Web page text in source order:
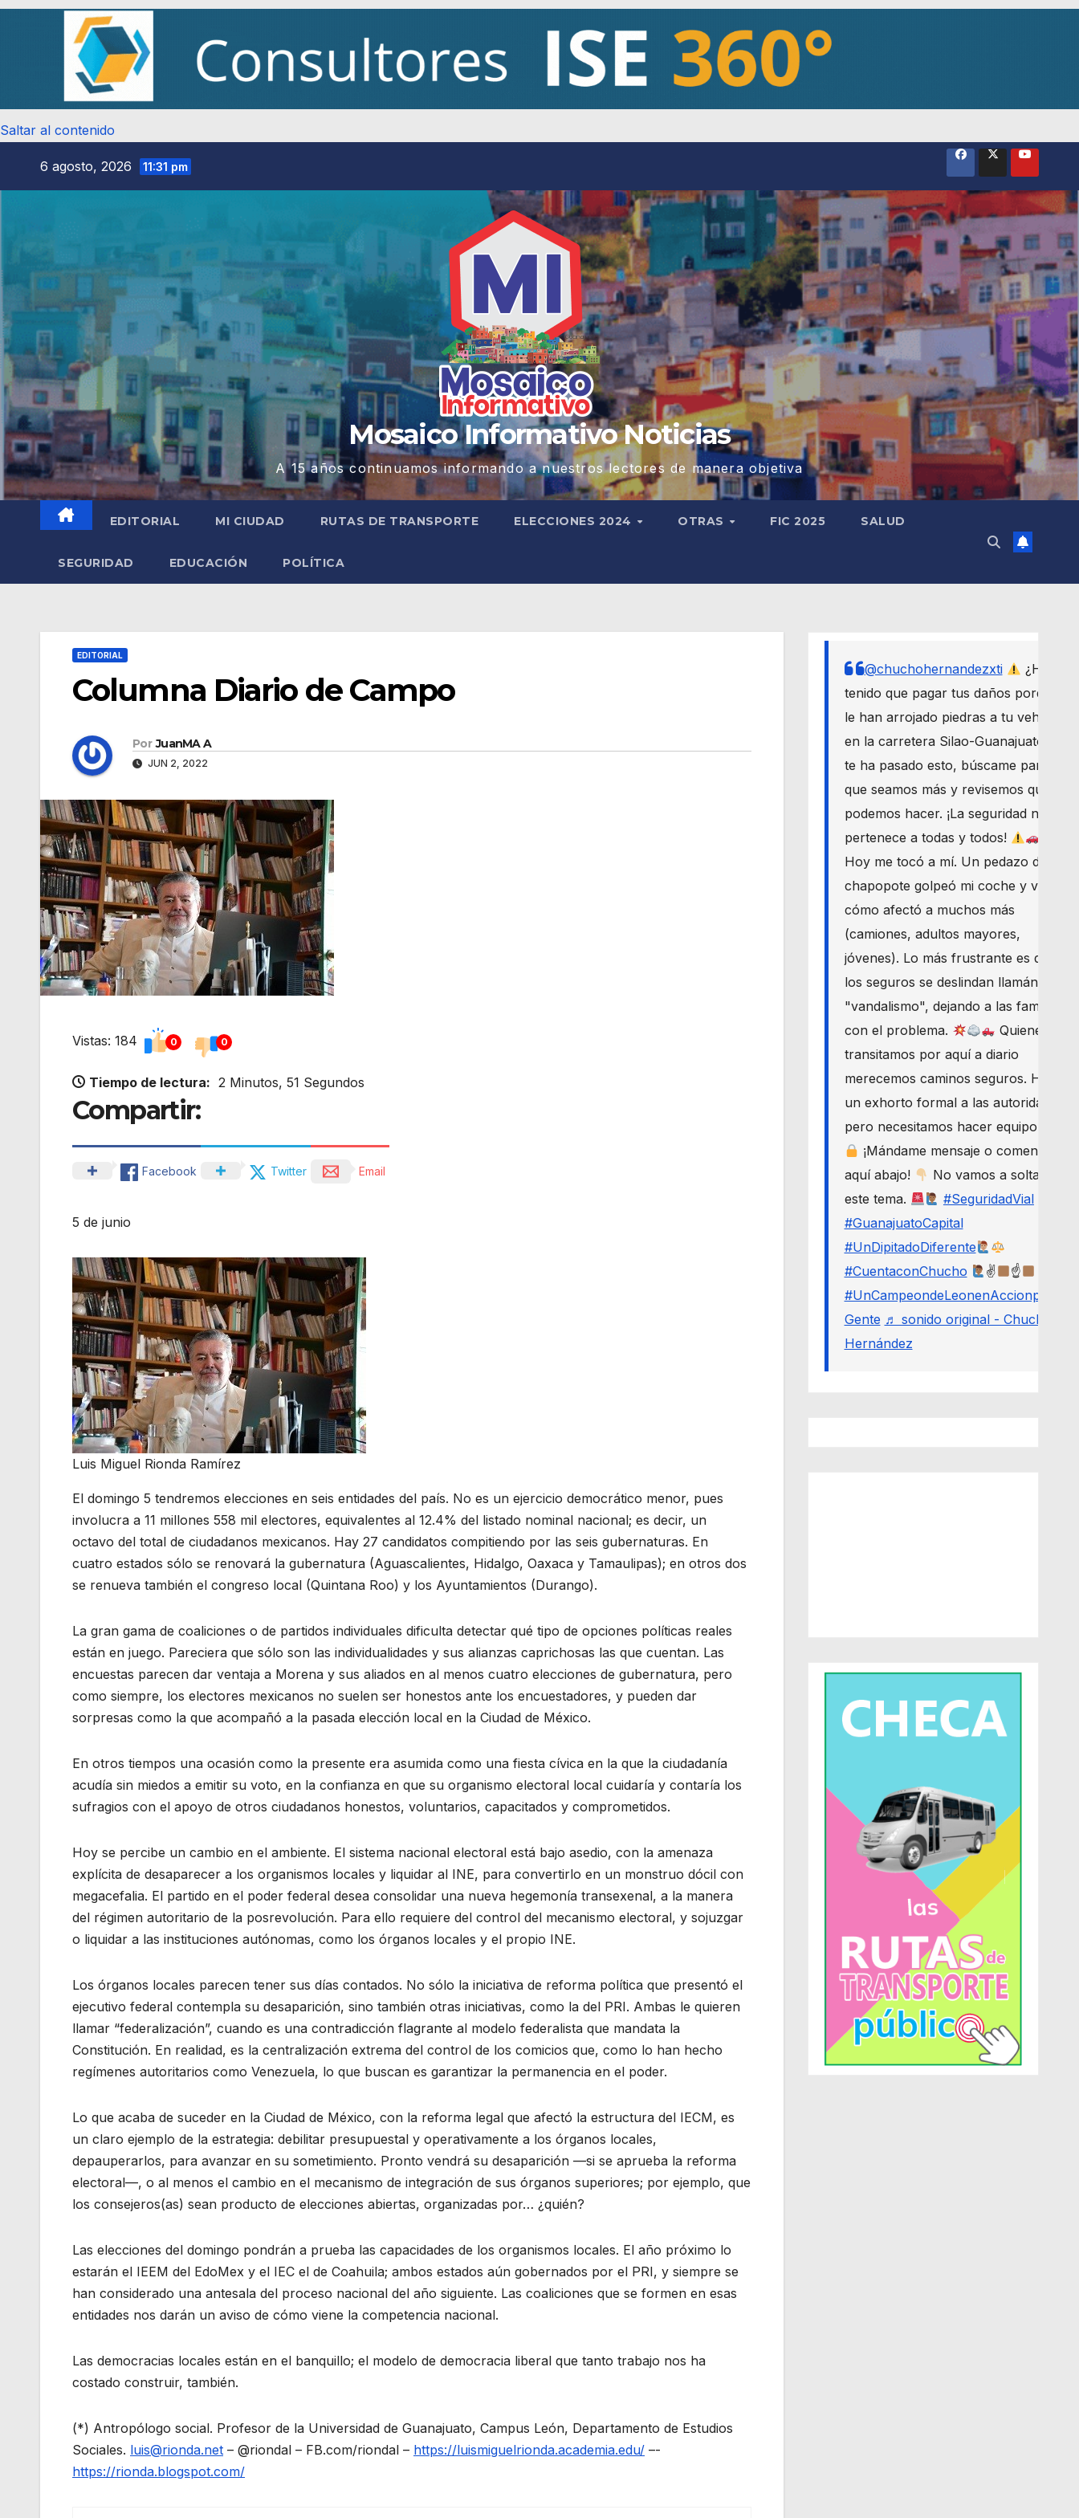
Saltar al contenido
6 agosto, 2026 11:31 pm
Mosaico Informativo Noticias
A 15 años continuamos informando a nuestros lectores de manera objetiva
EDITORIAL MI CIUDAD RUTAS DE TRANSPORTE ELECCIONES 2024 OTRAS FIC 2025 SALUD
SEGURIDAD EDUCACIÓN POLÍTICA
EDITORIAL
Columna Diario de Campo
Por JuanMA A
JUN 2, 2022
Vistas: 184 0 0
Tiempo de lectura: 2 Minutos, 51 Segundos
Compartir:
Facebook Twitter Email
5 de junio
Luis Miguel Rionda Ramírez
El domingo 5 tendremos elecciones en seis entidades del país. No es un ejercicio democrático menor, pues
involucra a 11 millones 558 mil electores, equivalentes al 12.4% del listado nominal nacional; es decir, un
octavo del total de ciudadanos mexicanos. Hay 27 candidatos compitiendo por las seis gubernaturas. En
cuatro estados sólo se renovará la gubernatura (Aguascalientes, Hidalgo, Oaxaca y Tamaulipas); en otros dos
se renueva también el congreso local (Quintana Roo) y los Ayuntamientos (Durango).
La gran gama de coaliciones o de partidos individuales dificulta detectar qué tipo de opciones políticas reales
están en juego. Pareciera que sólo son las individualidades y sus alianzas caprichosas las que cuentan. Las
encuestas parecen dar ventaja a Morena y sus aliados en al menos cuatro elecciones de gubernatura, pero
como siempre, los electores mexicanos no suelen ser honestos ante los encuestadores, y pueden dar
sorpresas como la que acompañó a la pasada elección local en la Ciudad de México.
En otros tiempos una ocasión como la presente era asumida como una fiesta cívica en la que la ciudadanía
acudía sin miedos a emitir su voto, en la confianza en que su organismo electoral local cuidaría y contaría los
sufragios con el apoyo de otros ciudadanos honestos, voluntarios, capacitados y comprometidos.
Hoy se percibe un cambio en el ambiente. El sistema nacional electoral está bajo asedio, con la amenaza
explícita de desaparecer a los organismos locales y liquidar al INE, para convertirlo en un monstruo dócil con
megacefalia. El partido en el poder federal desea consolidar una nueva hegemonía transexenal, a la manera
del régimen autoritario de la posrevolución. Para ello requiere del control del mecanismo electoral, y sojuzgar
o liquidar a las instituciones autónomas, como los órganos locales y el propio INE.
Los órganos locales parecen tener sus días contados. No sólo la iniciativa de reforma política que presentó el
ejecutivo federal contempla su desaparición, sino también otras iniciativas, como la del PRI. Ambas le quieren
llamar “federalización”, cuando es una contradicción flagrante al modelo federalista que mandata la
Constitución. En realidad, es la centralización extrema del control de los comicios que, como lo han hecho
regímenes autoritarios como Venezuela, lo que buscan es garantizar la permanencia en el poder.
Lo que acaba de suceder en la Ciudad de México, con la reforma legal que afectó la estructura del IECM, es
un claro ejemplo de la estrategia: debilitar presupuestal y operativamente a los órganos locales,
depauperarlos, para avanzar en su sometimiento. Pronto vendrá su desaparición —si se aprueba la reforma
electoral—, o al menos el cambio en el mecanismo de integración de sus órganos superiores; por ejemplo, que
los consejeros(as) sean producto de elecciones abiertas, organizadas por… ¿quién?
Las elecciones del domingo pondrán a prueba las capacidades de los organismos locales. El año próximo lo
estarán el IEEM del EdoMex y el IEC el de Coahuila; ambos estados aún gobernados por el PRI, y siempre se
han considerado una antesala del proceso nacional del año siguiente. Las coaliciones que se formen en esas
entidades nos darán un aviso de cómo viene la competencia nacional.
Las democracias locales están en el banquillo; el modelo de democracia liberal que tanto trabajo nos ha
costado construir, también.
(*) Antropólogo social. Profesor de la Universidad de Guanajuato, Campus León, Departamento de Estudios
Sociales. luis@rionda.net ­– @riondal – FB.com/riondal – https://luismiguelrionda.academia.edu/ –­
https://rionda.blogspot.com/
@chuchohernandezxti
¿Has
tenido que pagar tus daños porque
le han arrojado piedras a tu vehículo
en la carretera Silao-Guanajuato? Si
te ha pasado esto, búscame para
que seamos más y revisemos qué
podemos hacer. ¡La seguridad nos
pertenece a todas y todos!
Hoy me tocó a mí. Un pedazo de
chapopote golpeó mi coche y vi
cómo afectó a muchos más
(camiones, adultos mayores,
jóvenes). Lo más frustrante es que
los seguros se deslindan llamándolo
"vandalismo", dejando a las familias
con el problema.
Quienes
transitamos por aquí a diario
merecemos caminos seguros. Haré
un exhorto formal a las autoridades,
pero necesitamos hacer equipo.
¡Mándame mensaje o comenta
aquí abajo!
No vamos a soltar
este tema.
#SeguridadVial
#GuanajuatoCapital
#UnDipitadoDiferente
#CuentaconChucho
✌
☝
#UnCampeondeLeonenAccionporLa
Gente ♬ sonido original - Chucho
Hernández